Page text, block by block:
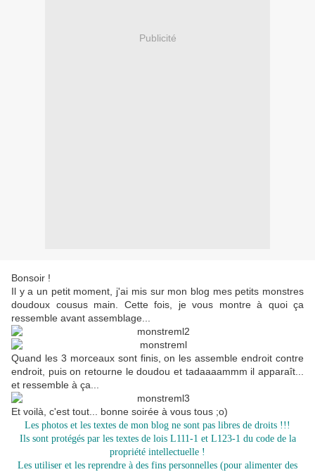
Publicité
Bonsoir !
Il y a un petit moment, j'ai mis sur mon blog mes petits monstres
doudoux cousus main. Cette fois, je vous montre à quoi ça
ressemble avant assemblage...
Quand les 3 morceaux sont finis, on les assemble endroit contre
endroit, puis on retourne le doudou et tadaaaammm il apparaît...
et ressemble à ça...
Et voilà, c'est tout... bonne soirée à vous tous ;o)
Les photos et les textes de mon blog ne sont pas libres de droits !!!
Ils sont protégés par les textes de lois L111-1 et L123-1 du code de la
propriété intellectuelle !
Les utiliser et les reprendre à des fins personnelles (pour alimenter des